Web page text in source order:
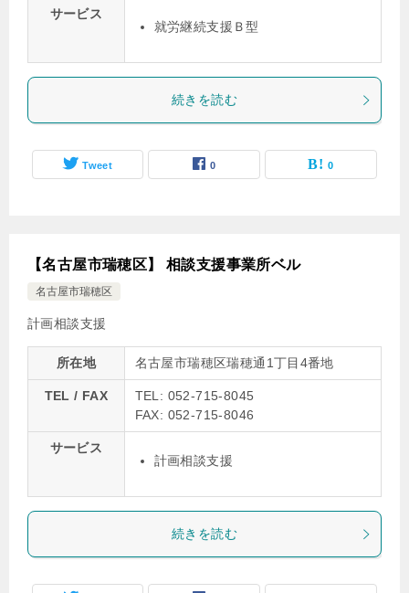
サービス
就労継続支援Ｂ型
続きを読む
Tweet 0 0
【名古屋市瑞穂区】 相談支援事業所ベル
名古屋市瑞穂区
計画相談支援
所在地 名古屋市瑞穂区瑞穂通1丁目4番地
TEL / FAX
TEL: 052-715-8045
FAX: 052-715-8046
サービス
計画相談支援
続きを読む